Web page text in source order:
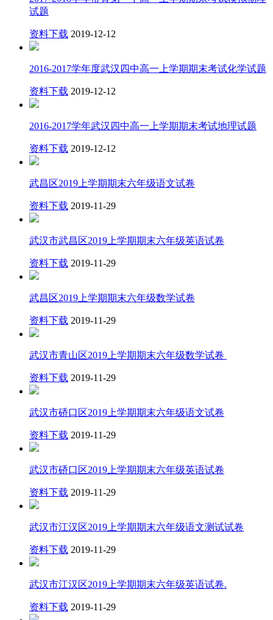
试题
资料下载 2019-12-12
2016-2017学年度武汉四中高一上学期期末考试化学试题
资料下载 2019-12-12
2016-2017学年武汉四中高一上学期期末考试地理试题
资料下载 2019-12-12
武昌区2019上学期期末六年级语文试卷
资料下载 2019-11-29
武汉市武昌区2019上学期期末六年级英语试卷
资料下载 2019-11-29
武昌区2019上学期期末六年级数学试卷
资料下载 2019-11-29
武汉市青山区2019上学期期末六年级数学试卷 ​
资料下载 2019-11-29
武汉市硚口区2019上学期期末六年级语文试卷
资料下载 2019-11-29
武汉市硚口区2019上学期期末六年级英语试卷
资料下载 2019-11-29
武汉市江汉区2019上学期期末六年级语文测试试卷
资料下载 2019-11-29
武汉市江汉区2019上学期期末六年级英语试卷.
资料下载 2019-11-29